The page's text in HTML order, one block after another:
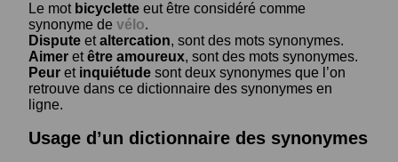
Le mot bicyclette eut être considéré comme
synonyme de vélo.
Dispute etaltercation, sont des mots synonymes.
Aimer etêtre amoureux, sont des mots synonymes.
Peur et inquiétude sont deux synonymes que l’on
retrouve dans ce dictionnaire des synonymes en
ligne.
Usage d’un dictionnaire des synonymes